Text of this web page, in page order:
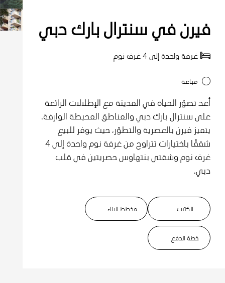
فيرن في سنترال بارك دبي
غرفة واحدة إلى 4 غرف نوم
مباعة
أعد تصوّر الحياة في المدينة مع الإطلالات الرائعة
على سنترال بارك دبي والمناطق المحيطة الوارفة.
يتميز فيرن بالعصرية والتطوّر، حيث يوفر للبيع
شققًا باختيارات تتراوح من غرفة نوم واحدة إلى 4
غرف نوم وشقتي بنتهاوس حصريتين في قلب
دبي.
الكتيب مخطط البناء
خطة الدفع